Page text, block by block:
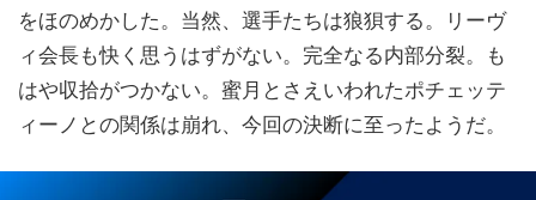
をほのめかした。当然、選手たちは狼狽する。リーヴ
ィ会長も快く思うはずがない。完全なる内部分裂。も
はや収拾がつかない。蜜月とさえいわれたポチェッテ
ィーノとの関係は崩れ、今回の決断に至ったようだ。